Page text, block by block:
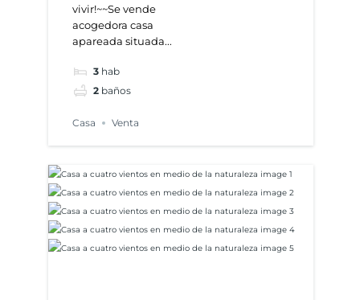
100 metros
de la playa
en Cubelles
vivir!~~Se vende
acogedora casa
apareada situada...
3 hab
2 baños
Casa Venta